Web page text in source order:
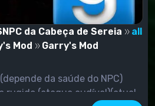
da Cabeça de Sereia
all
Mod
Garry's Mod
da saúde do NPC)
rugido (ataque audível)(atual...